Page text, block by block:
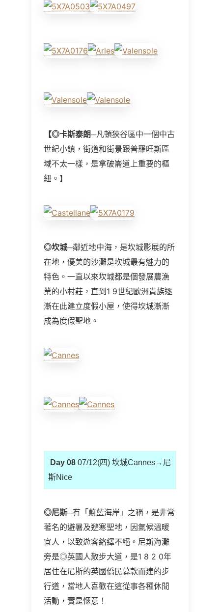
【◎卡斯泰朗─凡頓狹谷區中一個中古
世紀小鎮，街道和街景跟普羅旺斯區
域不太一樣，是拿破崙道上重要的樞
紐。】
◎坎城─鄰近地中海，是坎城影展的所
在地，優美的沙灘是坎城最有魅力的
特色。一直以來坎城都是個發展農漁
業的小村莊，直到1 9世紀歐洲貴族逐
漸在此建立度假小屋，使得坎城漸漸
成為度假聖地。
Day 08 07/12(四) 坎城Cannes→尼
斯Nice
◎尼斯─有「蔚藍海岸」之稱，是非常
著名的避暑及避寒聖地，因氣候溫暖
宜人，以致遊客絡繹不絕。尼斯海灘
旁是◎英國人散步大道，是1 8 2 0年
居住在尼斯的英國僑民募款而建的步
行道，當地人喜歡在這從事各種休閒
活動，實是愜意！